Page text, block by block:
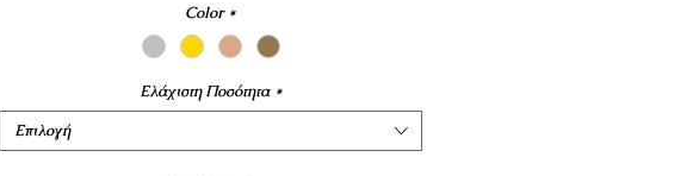
Color *
Ελάχιστη Ποσότητα *
Επιλογή